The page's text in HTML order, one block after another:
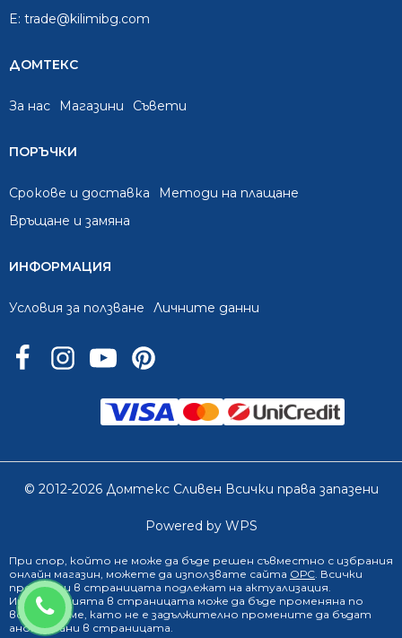
0888 249 719
E: trade@kilimibg.com
ДОМТЕКС
За нас Mагазини Съвети
ПОРЪЧКИ
Срокове и доставка
Методи на плащане
Връщане и замяна
ИНФОРМАЦИЯ
Условия за ползване Личните данни
© 2012-2026 Домтекс Сливен Всички права запазени
Powered by WPS
При спор, който не може да бъде решен съвместно с избрания
онлайн магазин, можете да използвате сайта ОРС. Всички
продукти в страницата подлежат на актуализация.
Информацията в страницата може да бъде променяна по
всяко време, като не е задължително промените да бъдат
анонсирани в страницата.